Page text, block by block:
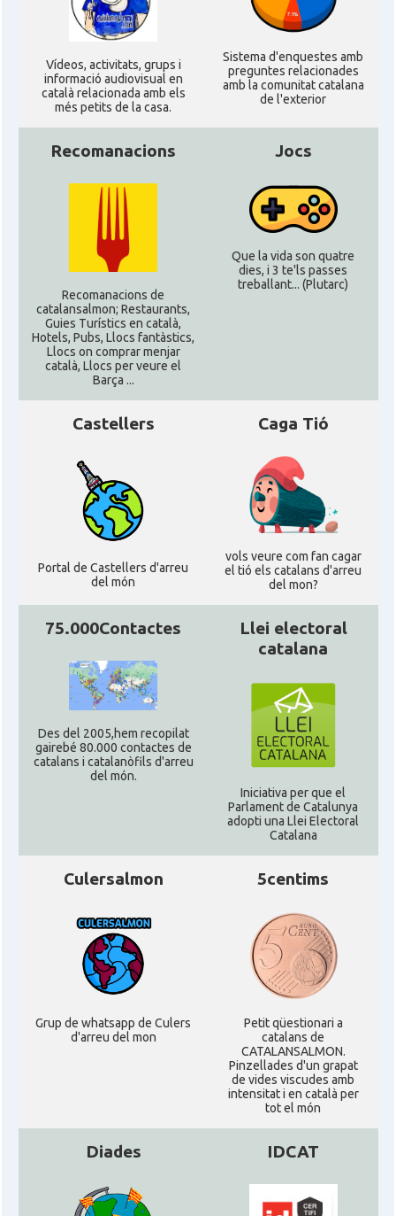
Ví­deos, activitats, grups i
informació audiovisual en
català relacionada amb els
més petits de la casa.
Sistema d'enquestes amb
preguntes relacionades
amb la comunitat catalana
de l'exterior
Recomanacions
Recomanacions de
catalansalmon; Restaurants,
Guies Turístics en català,
Hotels, Pubs, Llocs fantàstics,
Llocs on comprar menjar
català, Llocs per veure el
Barça ...
Jocs
Que la vida son quatre
dies, i 3 te'ls passes
treballant... (Plutarc)
Castellers
Portal de Castellers d'arreu
del món
Caga Tió
vols veure com fan cagar
el tió els catalans d'arreu
del mon?
75.000Contactes
Des del 2005,hem recopilat
gairebé 80.000 contactes de
catalans i catalanòfils d'arreu
del món.
Llei electoral
catalana
Iniciativa per que el
Parlament de Catalunya
adopti una Llei Electoral
Catalana
Culersalmon
Grup de whatsapp de Culers
d'arreu del mon
5centims
Petit qüestionari a
catalans de
CATALANSALMON.
Pinzellades d'un grapat
de vides viscudes amb
intensitat i en català per
tot el món
Diades IDCAT